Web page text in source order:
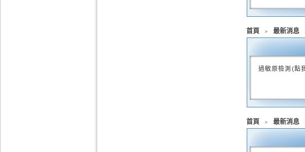
首頁 ﹥ 最新消息
過敏原檢測(點
首頁 ﹥ 最新消息